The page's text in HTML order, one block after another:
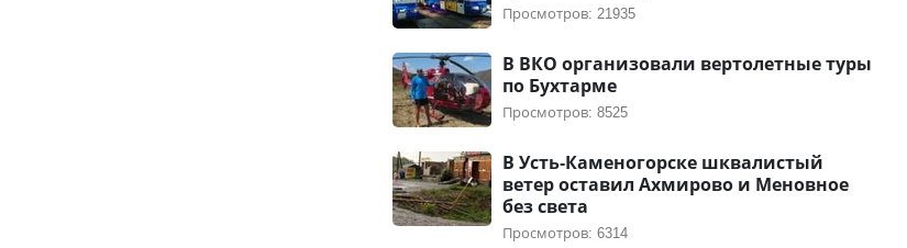
Просмотров: 21935
В ВКО организовали вертолетные туры
по Бухтарме
Просмотров: 8525
В Усть-Каменогорске шквалистый
ветер оставил Ахмирово и Меновное
без света
Просмотров: 6314